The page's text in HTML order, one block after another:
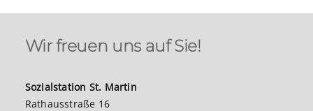
Wir freuen uns auf Sie!
Sozialstation St. Martin
Rathausstraße 16